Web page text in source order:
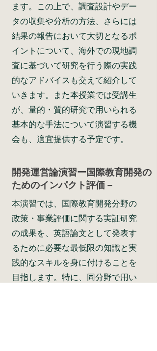
ます。この上で、調査設計やデー
タの収集や分析の方法、さらには
結果の報告において大切となるポ
イントについて、海外での現地調
査に基づいて研究を行う際の実践
的なアドバイスも交えて紹介して
いきます。また本授業では受講生
が、量的・質的研究で用いられる
基本的な手法について演習する機
会も、適宜提供する予定です。
開発運営論演習ー国際教育開発の
ためのインパクト評価－
本演習では、国際教育開発分野の
政策・事業評価に関する実証研究
の成果を、英語論文として発表す
るために必要な最低限の知識と実
践的なスキルを身に付けることを
目指します。特に、同分野で用い